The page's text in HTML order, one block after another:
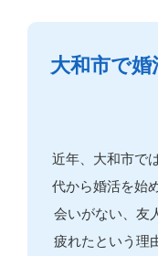
大和市で
近年、大和市で
代から婚活を始
会いがない、友
疲れたという理